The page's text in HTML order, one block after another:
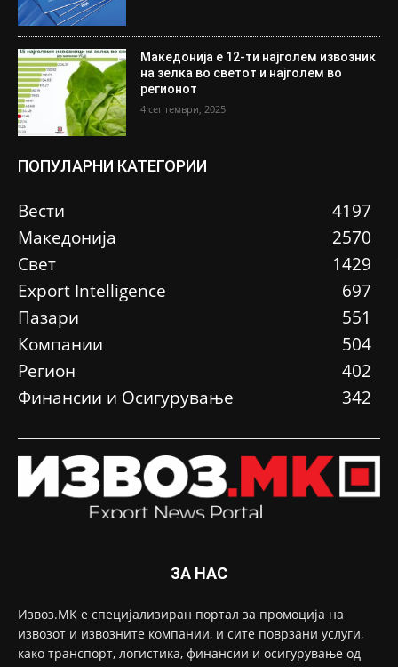
Македонија е 12-ти најголем извозник
на зелка во светот и најголем во
регионот
4 септември, 2025
ПОПУЛАРНИ КАТЕГОРИИ
Вести
4197
Македонија
2570
Свет
1429
Еxport Intelligence
697
Пазари
551
Компании
504
Регион
402
Финансии и Осигурување
342
ЗА НАС
Извоз.МК е специјализиран портал за промоција на
извозот и извозните компании, и сите поврзани услуги,
како транспорт, логистика, финансии и осигурување од